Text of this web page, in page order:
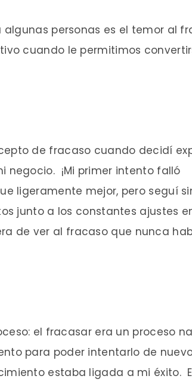
personas es el temor al
cuando le permitimos
de fracaso cuando decidí
negocio. ¡Mi primer intento falló
ligeramente mejor, pero seguí
junto a los constantes ajustes
de ver al fracaso que nunca
el fracasar era un proceso
para poder intentarlo de
estaba ligada a mi éxito.